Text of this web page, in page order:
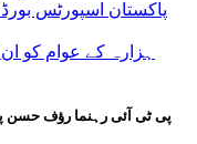
ہزارہ کے عوام کو
پی ٹی آئی رہنما رؤف حسن